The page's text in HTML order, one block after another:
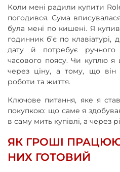
Коли мені радили купити
погодився. Сума
була мені по кишені. Я
годинник б’є по клавіатурі,
дату й потребує ручного
часового поясу. Чи куплю
через ціну, а тому, що він
роботи та життя.
Ключове питання, яке я
покупкою: що саме я
в саму мить купівлі, а через
ЯК ГРОШІ
НИХ ГОТОВИЙ